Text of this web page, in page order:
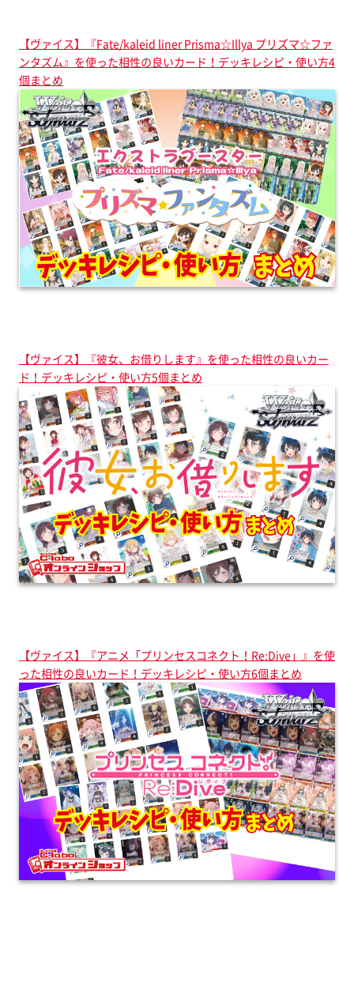
【ヴァイス】『Fate/kaleid liner Prisma☆Illya プリズマ☆ファ
ンタズム』を使った相性の良いカード！デッキレシピ・使い方4
個まとめ
【ヴァイス】『彼女、お借りします』を使った相性の良いカー
ド！デッキレシピ・使い方5個まとめ
【ヴァイス】『アニメ「プリンセスコネクト！Re:Dive」』を使
った相性の良いカード！デッキレシピ・使い方6個まとめ